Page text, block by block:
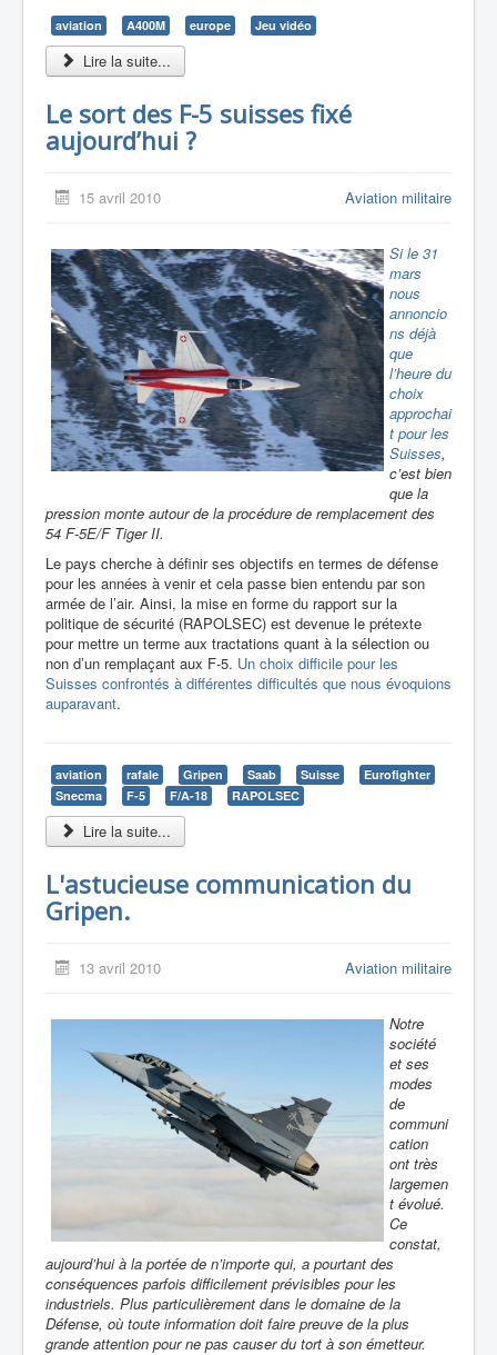
aviation A400M europe Jeu vidéo
Lire la suite...
Le sort des F-5 suisses fixé
aujourd’hui ?
15 avril 2010 Aviation militaire
Si le 31
mars
nous
annoncio
ns déjà
que
l’heure du
choix
approchai
t pour les
Suisses,
c’est bien
que la
pression monte autour de la procédure de remplacement des
54 F-5E/F Tiger II.
Le pays cherche à définir ses objectifs en termes de défense
pour les années à venir et cela passe bien entendu par son
armée de l’air. Ainsi, la mise en forme du rapport sur la
politique de sécurité (RAPOLSEC) est devenue le prétexte
pour mettre un terme aux tractations quant à la sélection ou
non d’un remplaçant aux F-5. Un choix difficile pour les
Suisses confrontés à différentes difficultés que nous évoquions
auparavant.
aviation rafale Gripen Saab Suisse
Eurofighter
Snecma
F-5 F/A-18 RAPOLSEC
Lire la suite...
L'astucieuse communication du
Gripen.
13 avril 2010 Aviation militaire
Notre
société
et ses
modes
de
communi
cation
ont très
largemen
t évolué.
Ce
constat,
aujourd’hui à la portée de n’importe qui, a pourtant des
conséquences parfois difficilement prévisibles pour les
industriels. Plus particulièrement dans le domaine de la
Défense, où toute information doit faire preuve de la plus
grande attention pour ne pas causer du tort à son émetteur.